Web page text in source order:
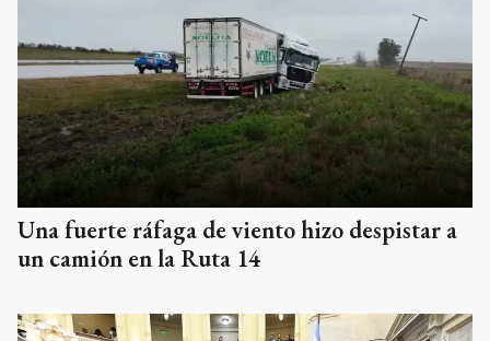
Una fuerte ráfaga de viento hizo despistar a
un camión en la Ruta 14